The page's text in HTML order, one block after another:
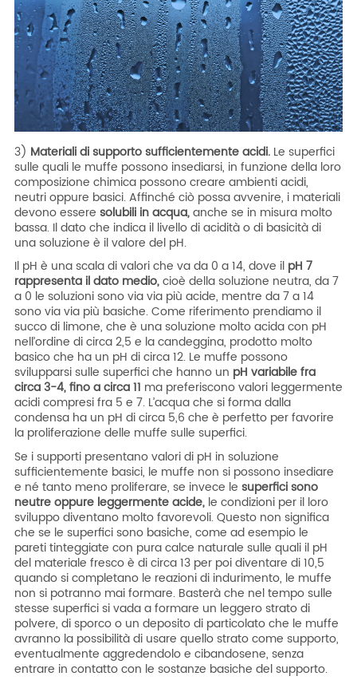
3) Materiali di supporto sufficientemente acidi.Le superfici
sulle quali le muffe possono insediarsi, in funzione della loro
composizione chimica possono creare ambienti acidi,
neutri oppure basici. Affinché ciò possa avvenire, i materiali
devono essere solubili in acqua,anche se in misura molto
bassa. Il dato che indica il livello di acidità o di basicità di
una soluzione è il valore del pH.
Il pH è una scala di valori che va da 0 a 14, dove il pH 7
rappresenta il dato medio,cioè della soluzione neutra, da 7
a 0 le soluzioni sono via via più acide, mentre da 7 a 14
sono via via più basiche. Come riferimento prendiamo il
succo di limone, che è una soluzione molto acida con pH
nell’ordine di circa 2,5 e la candeggina, prodotto molto
basico che ha un pH di circa 12. Le muffe possono
svilupparsi sulle superfici che hanno un pH variabile fra
circa 3-4, fino a circa 11 ma preferiscono valori leggermente
acidi compresi fra 5 e 7. L’acqua che si forma dalla
condensa ha un pH di circa 5,6 che è perfetto per favorire
la proliferazione delle muffe sulle superfici.
Se i supporti presentano valori di pH in soluzione
sufficientemente basici, le muffe non si possono insediare
e né tanto meno proliferare, se invece le superfici sono
neutre oppure leggermente acide,le condizioni per il loro
sviluppo diventano molto favorevoli. Questo non significa
che se le superfici sono basiche, come ad esempio le
pareti tinteggiate con pura calce naturale sulle quali il pH
del materiale fresco è di circa 13 per poi diventare di 10,5
quando si completano le reazioni di indurimento, le muffe
non si potranno mai formare. Basterà che nel tempo sulle
stesse superfici si vada a formare un leggero strato di
polvere, di sporco o un deposito di particolato che le muffe
avranno la possibilità di usare quello strato come supporto,
eventualmente aggredendolo e cibandosene, senza
entrare in contatto con le sostanze basiche del supporto.